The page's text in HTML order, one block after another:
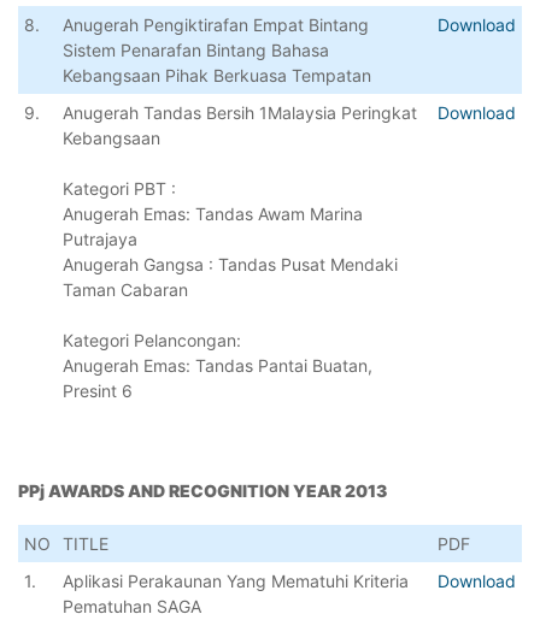
8.
Anugerah Pengiktirafan Empat Bintang
Sistem Penarafan Bintang Bahasa
Kebangsaan Pihak Berkuasa Tempatan
Download
9.
Anugerah Tandas Bersih 1Malaysia Peringkat
Kebangsaan
Kategori PBT :
Anugerah Emas: Tandas Awam Marina
Putrajaya
Anugerah Gangsa : Tandas Pusat Mendaki
Taman Cabaran
Kategori Pelancongan:
Anugerah Emas: Tandas Pantai Buatan,
Presint 6
Download
PPj AWARDS AND RECOGNITION YEAR 2013
NO TITLE
PDF
1.
Aplikasi Perakaunan Yang Mematuhi Kriteria
Pematuhan SAGA
Download